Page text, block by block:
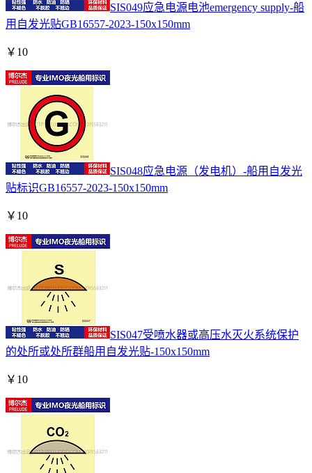
SIS049应急电源电池emergency supply-船
用自发光贴GB16557-2023-150x150mm
￥ 10
SIS048应急电源（发电机）-船用自发光
贴标识GB16557-2023-150x150mm
￥ 10
SIS047受喷水器或高压水灭火系统保护
的处所或处所群船用自发光贴-150x150mm
￥ 10